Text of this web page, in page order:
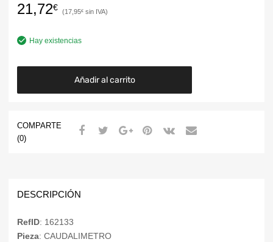
21,72€ 17,95€
Hay existencias
Añadir al carrito
COMPARTE
(0)
DESCRIPCIÓN
RefID: 162133
Pieza: CAUDALIMETRO